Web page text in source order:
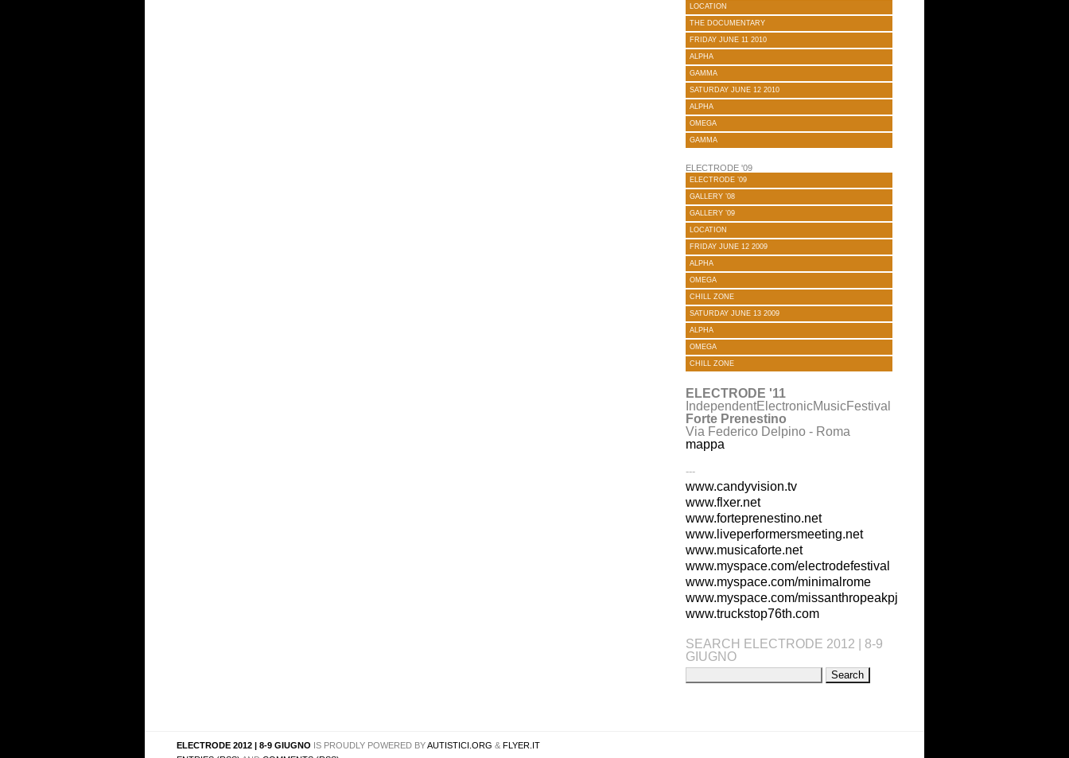
LOCATION
THE DOCUMENTARY
FRIDAY JUNE 11 2010
ALPHA
GAMMA
SATURDAY JUNE 12 2010
ALPHA
OMEGA
GAMMA
ELECTRODE '09
ELECTRODE ’09
GALLERY ’08
GALLERY ’09
LOCATION
FRIDAY JUNE 12 2009
ALPHA
OMEGA
CHILL ZONE
SATURDAY JUNE 13 2009
ALPHA
OMEGA
CHILL ZONE
ELECTRODE '11
IndependentElectronicMusicFestival
Forte Prenestino
Via Federico Delpino - Roma
mappa
---
www.candyvision.tv
www.flxer.net
www.forteprenestino.net
www.liveperformersmeeting.net
www.musicaforte.net
www.myspace.com/electrodefestival
www.myspace.com/minimalrome
www.myspace.com/missanthropeakpj
www.truckstop76th.com
SEARCH ELECTRODE 2012 | 8-9
GIUGNO
ELECTRODE 2012 | 8-9 GIUGNO IS PROUDLY POWERED BYAUTISTICI.ORG & FLYER.IT